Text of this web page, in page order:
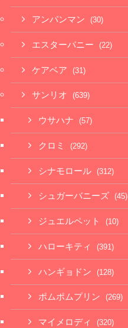
アンパンマン (30)
エスターバニー (22)
ケアベア (31)
サンリオ (639)
ウサハナ (57)
クロミ (292)
シナモロール (312)
シュガーバニーズ (45)
ジュエルペット (10)
ハローキティ (391)
ハンギョドン (128)
ポムポムプリン (269)
マイメロディ (320)